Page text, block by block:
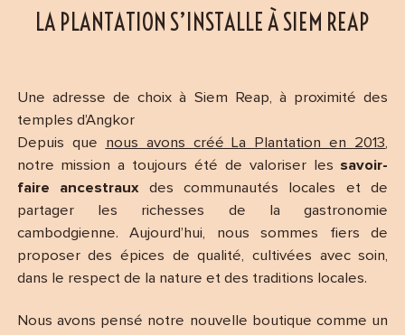
LA PLANTATION S’INSTALLE À SIEM REAP
Une adresse de choix à Siem Reap, à proximité des
temples d’Angkor
Depuis que nous avons créé La Plantation en 2013,
notre mission a toujours été de valoriser les savoir-
faire ancestrauxdes communautés locales et de
partager les richesses de la gastronomie
cambodgienne. Aujourd’hui, nous sommes fiers de
proposer des épices de qualité, cultivées avec soin,
dans le respect de la nature et des traditions locales.
Nous avons pensé notre nouvelle boutique comme un